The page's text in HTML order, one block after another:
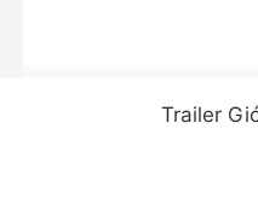
Trailer